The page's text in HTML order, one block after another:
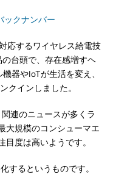
ックナンバー
応するワイヤレス給電技
台頭で、存在感増すヘ
器やIoTが生活を変え、
クインしました。
連のニュースが多くラ
大規模のコンシューマエ
度は高いようです。
するというものです。